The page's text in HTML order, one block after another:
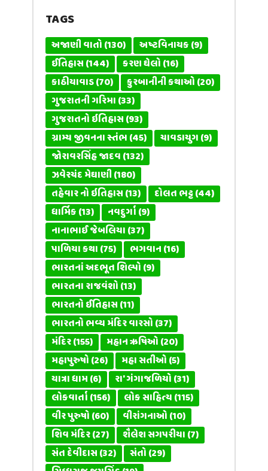
TAGS
અજાણી વાતો(130) અષ્ટવિનાયક(9)
ઈતિહાસ(144) કરણ ઘેલો(16)
કાઠીયાવાડ(70) કુરબાનીની કથાઓ(20)
ગુજરાતની ગરિમા(33)
ગુજરાતનો ઇતિહાસ(93)
ગ્રામ્ય જીવનના સ્તંભ(45) ચાવડાયુગ(9)
જોરાવરસિંહ જાદવ(132)
ઝવેરચંદ મેઘાણી(180)
તહેવાર નો ઇતિહાસ(13) દોલત ભટ્ટ(44)
ધાર્મિક(13) નવદુર્ગા(9)
નાનાભાઈ જેબલિયા(37)
પાળિયા કથા(75) ભગવાન(16)
ભારતનાં અદભૂત શિલ્પો(9)
ભારતના રાજવંશો(13)
ભારતનો ઈતિહાસ(11)
ભારતનો ભવ્ય મંદિર વારસો(37)
મંદિર(155) મહાન ઋષિઓ(20)
મહાપુરુષો(26) મહા સતીઓ(5)
યાત્રા ધામ(6) રા' ગંગાજળિયો(31)
લોકવાર્તા(156) લોક સાહિત્ય(115)
વીર પુરુષો(60) વીરાંગનાઓ(10)
શિવ મંદિર(27) શૈલેશ સગપરીયા(7)
સંત દેવીદાસ(32) સંતો(29)